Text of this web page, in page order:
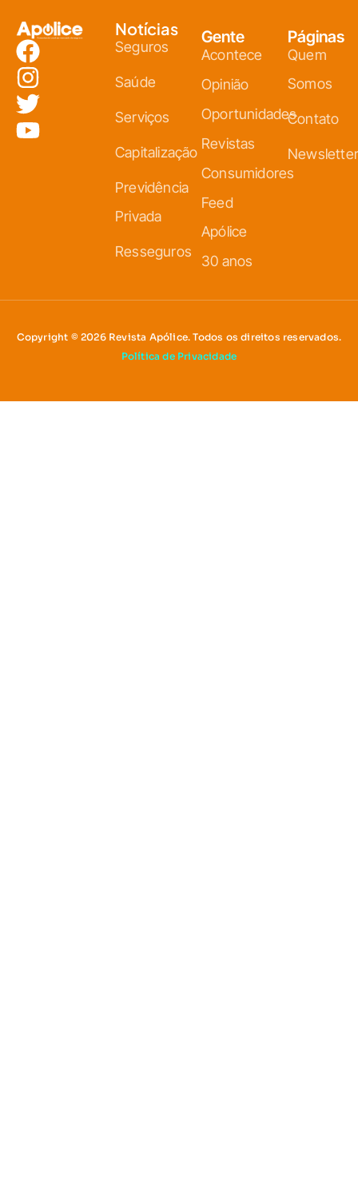
Notícias
Seguros
Saúde
Serviços
Capitalização
Previdência
Privada
Resseguros
Gente
Acontece
Opinião
Oportunidades
Revistas
Consumidores
Feed
Apólice
30 anos
Páginas
Quem
Somos
Contato
Newsletter
Copyright © 2026 Revista Apólice. Todos os direitos reservados.
Política de Privacidade